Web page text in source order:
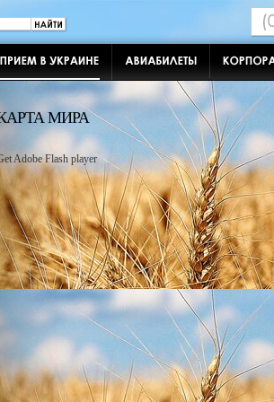
МИРА
Adobe Flash player